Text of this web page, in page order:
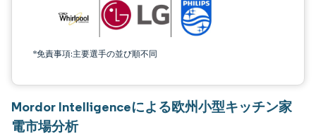
*免責事項:主要選手の並び順不同
Mordor Intelligenceによる欧州小型キッチン家
電市場分析